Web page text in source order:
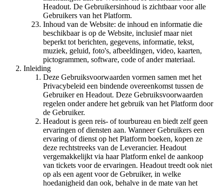
Headout. De Gebruikersinhoud is zichtbaar voor alle
Gebruikers van het Platform.
Inhoud van de Website: de inhoud en informatie die
beschikbaar is op de Website, inclusief maar niet
beperkt tot berichten, gegevens, informatie, tekst,
muziek, geluid, foto's, afbeeldingen, video, kaarten,
pictogrammen, software, code of ander materiaal.
Inleiding
Deze Gebruiksvoorwaarden vormen samen met het
Privacybeleid een bindende overeenkomst tussen de
Gebruiker en Headout. Deze Gebruiksvoorwaarden
regelen onder andere het gebruik van het Platform door
de Gebruiker.
Headout is geen reis- of tourbureau en biedt zelf geen
ervaringen of diensten aan. Wanneer Gebruikers een
ervaring of dienst op het Platform boeken, kopen ze
deze rechtstreeks van de Leverancier. Headout
vergemakkelijkt via haar Platform enkel de aankoop
van tickets voor de ervaringen. Headout treedt ook niet
op als een agent voor de Gebruiker, in welke
hoedanigheid dan ook, behalve in de mate van het